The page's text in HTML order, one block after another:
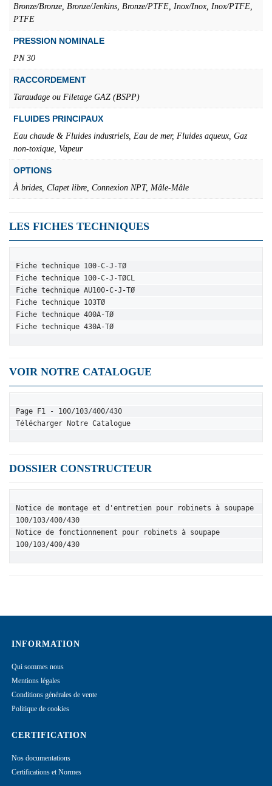
Bronze/Bronze, Bronze/Jenkins, Bronze/PTFE, Inox/Inox, Inox/PTFE,
PTFE
PRESSION NOMINALE
PN 30
RACCORDEMENT
Taraudage ou Filetage GAZ (BSPP)
FLUIDES PRINCIPAUX
Eau chaude & Fluides industriels, Eau de mer, Fluides aqueux, Gaz
non-toxique, Vapeur
OPTIONS
À brides, Clapet libre, Connexion NPT, Mâle-Mâle
LES FICHES TECHNIQUES
Fiche technique 100-C-J-TØ
Fiche technique 100-C-J-TØCL
Fiche technique AU100-C-J-TØ
Fiche technique 103TØ
Fiche technique 400A-TØ
Fiche technique 430A-TØ
VOIR NOTRE CATALOGUE
Page F1 - 100/103/400/430
Télécharger Notre Catalogue
DOSSIER CONSTRUCTEUR
Notice de montage et d'entretien pour robinets à soupape
100/103/400/430
Notice de fonctionnement pour robinets à soupape
100/103/400/430
INFORMATION
Qui sommes nous
Mentions légales
Conditions générales de vente
Politique de cookies
CERTIFICATION
Nos documentations
Certifications et Normes